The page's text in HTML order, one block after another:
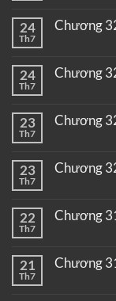
24
Th7
Chương
24
Th7
Chương
23
Th7
Chương
23
Th7
Chương
22
Th7
Chương
21
Th7
Chương